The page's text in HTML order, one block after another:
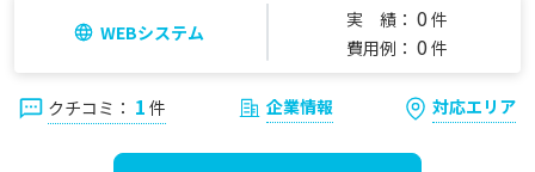
WEBシステム
実 績： 0 件
費用例： 0 件
クチコミ： 1 件 企業情報 対応エリア